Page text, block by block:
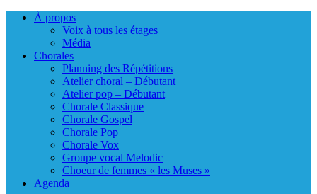
À propos
Voix à tous les étages
Média
Chorales
Planning des Répétitions
Atelier choral – Débutant
Atelier pop – Débutant
Chorale Classique
Chorale Gospel
Chorale Pop
Chorale Vox
Groupe vocal Melodic
Choeur de femmes « les Muses »
Agenda